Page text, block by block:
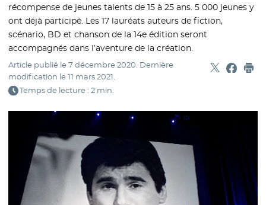
récompense de jeunes talents de 15 à 25 ans. 5 000 jeunes y
ont déjà participé. Les 17 lauréats auteurs de fiction,
scénario, BD et chanson de la 14e édition seront
accompagnés dans l’aventure de la création.
Article publié le7 décembre 2020. Dernière
modification le11 mars 2021.
Temps de lecture : 2 min.
Partager
- Nouvelle
-